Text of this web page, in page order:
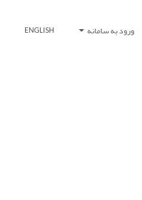
ورود به سامانه ENGLISH